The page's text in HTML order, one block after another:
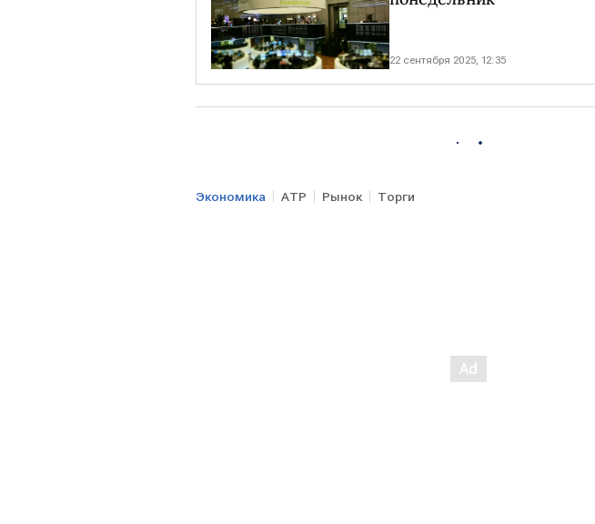
22 сентября 2025, 12:35
Экономика АТР Рынок Торги